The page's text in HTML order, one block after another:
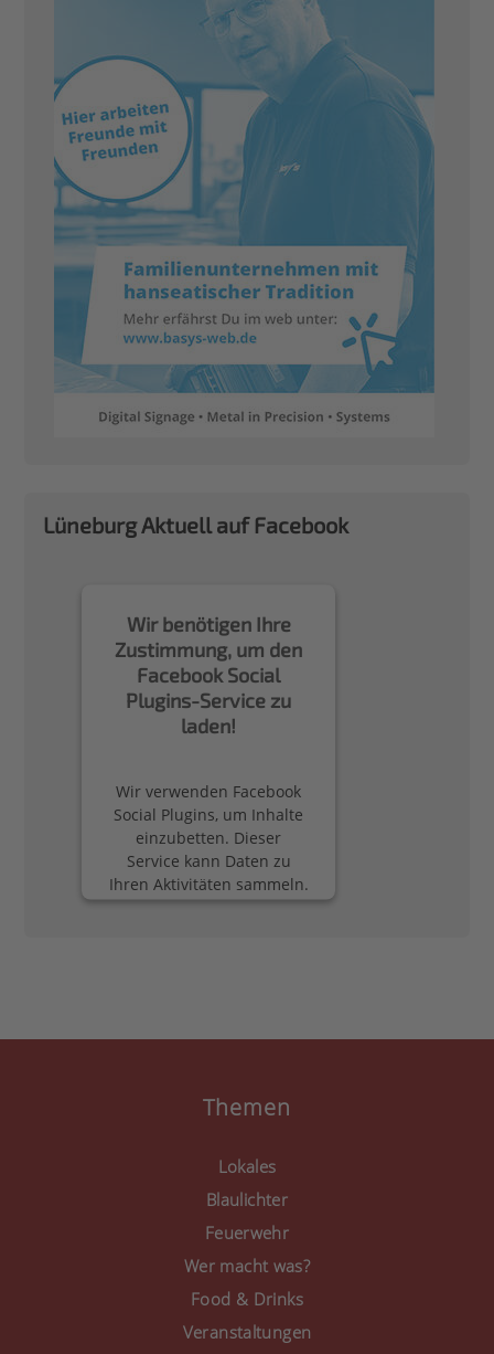
Lüneburg Aktuell auf Facebook
Wir benötigen Ihre
Zustimmung, um den
Facebook Social
Plugins-Service zu
laden!
Wir verwenden Facebook
Social Plugins, um Inhalte
einzubetten. Dieser
Service kann Daten zu
Ihren Aktivitäten sammeln.
Bitte lesen Sie die Details
Mehr Informationen
Akzeptieren
Consent Management
Themen
Lokales
Blaulichter
Feuerwehr
Wer macht was?
Food & Drinks
Veranstaltungen